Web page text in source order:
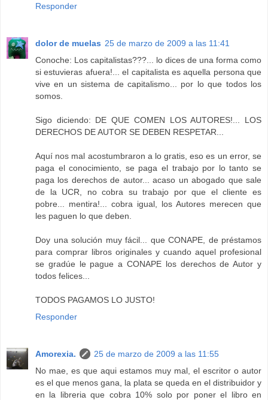
Responder
dolor de muelas 25 de marzo de 2009 a las 11:41
Conoche: Los capitalistas???... lo dices de una forma como
si estuvieras afuera!... el capitalista es aquella persona que
vive en un sistema de capitalismo... por lo que todos los
somos.
Sigo diciendo: DE QUE COMEN LOS AUTORES!... LOS
DERECHOS DE AUTOR SE DEBEN RESPETAR...
Aquí nos mal acostumbraron a lo gratis, eso es un error, se
paga el conocimiento, se paga el trabajo por lo tanto se
paga los derechos de autor... acaso un abogado que sale
de la UCR, no cobra su trabajo por que el cliente es
pobre... mentira!... cobra igual, los Autores merecen que
les paguen lo que deben.
Doy una solución muy fácil... que CONAPE, de préstamos
para comprar libros originales y cuando aquel profesional
se gradúe le pague a CONAPE los derechos de Autor y
todos felices...
TODOS PAGAMOS LO JUSTO!
Responder
Amorexia.
25 de marzo de 2009 a las 11:55
No mae, es que aqui estamos muy mal, el escritor o autor
es el que menos gana, la plata se queda en el distribuidor y
en la libreria que cobra 10% solo por poner el libro en